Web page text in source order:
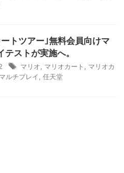
トツアー｣無料会員向けマ
テストが実施へ。
マリオ マリオカート
マリオカ
マルチプレイ 任天堂